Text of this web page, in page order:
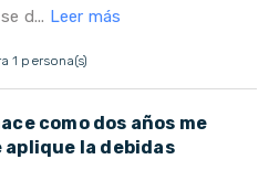
d... Leer más
1 persona(s)
como dos años me
aplique la debidas